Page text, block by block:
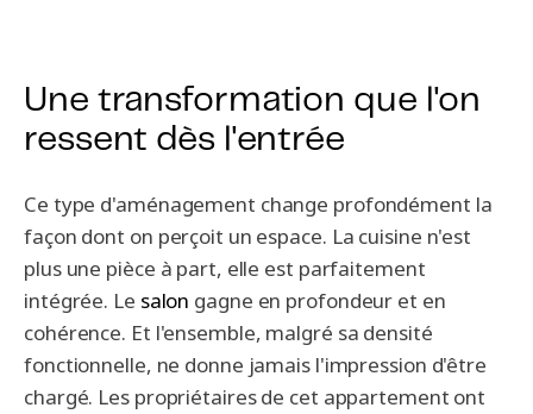
Une transformation que l'on
ressent dès l'entrée
Ce type d'aménagement change profondément la
façon dont on perçoit un espace. La cuisine n'est
plus une pièce à part, elle est parfaitement
intégrée. Le salon gagne en profondeur et en
cohérence. Et l'ensemble, malgré sa densité
fonctionnelle, ne donne jamais l'impression d'être
chargé. Les propriétaires de cet appartement ont